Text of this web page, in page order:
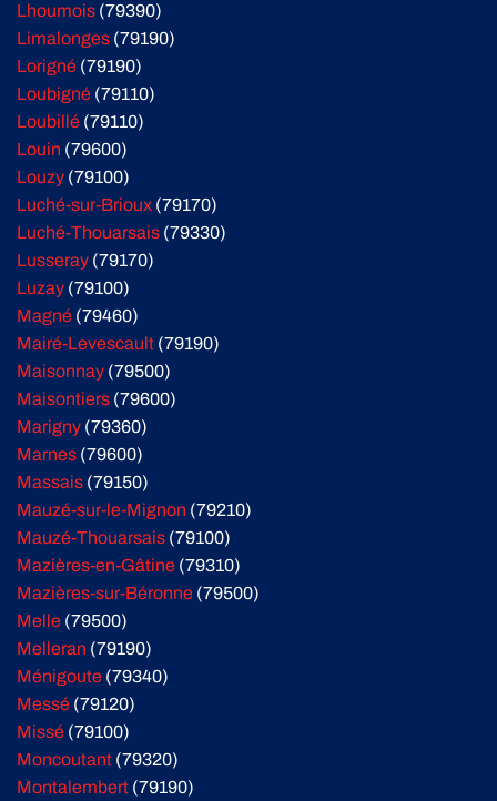
Lhoumois (79390)
Limalonges (79190)
Lorigné (79190)
Loubigné (79110)
Loubillé (79110)
Louin (79600)
Louzy (79100)
Luché-sur-Brioux (79170)
Luché-Thouarsais (79330)
Lusseray (79170)
Luzay (79100)
Magné (79460)
Mairé-Levescault (79190)
Maisonnay (79500)
Maisontiers (79600)
Marigny (79360)
Marnes (79600)
Massais (79150)
Mauzé-sur-le-Mignon (79210)
Mauzé-Thouarsais (79100)
Mazières-en-Gâtine (79310)
Mazières-sur-Béronne (79500)
Melle (79500)
Melleran (79190)
Ménigoute (79340)
Messé (79120)
Missé (79100)
Moncoutant (79320)
Montalembert (79190)